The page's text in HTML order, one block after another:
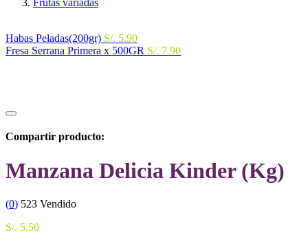
Frutas variadas
Habas Peladas(200gr) S/. 5.90
Fresa Serrana Primera x 500GR S/. 7.90
Compartir producto:
Manzana Delicia Kinder (Kg)
(0) 523 Vendido
S/. 5.50